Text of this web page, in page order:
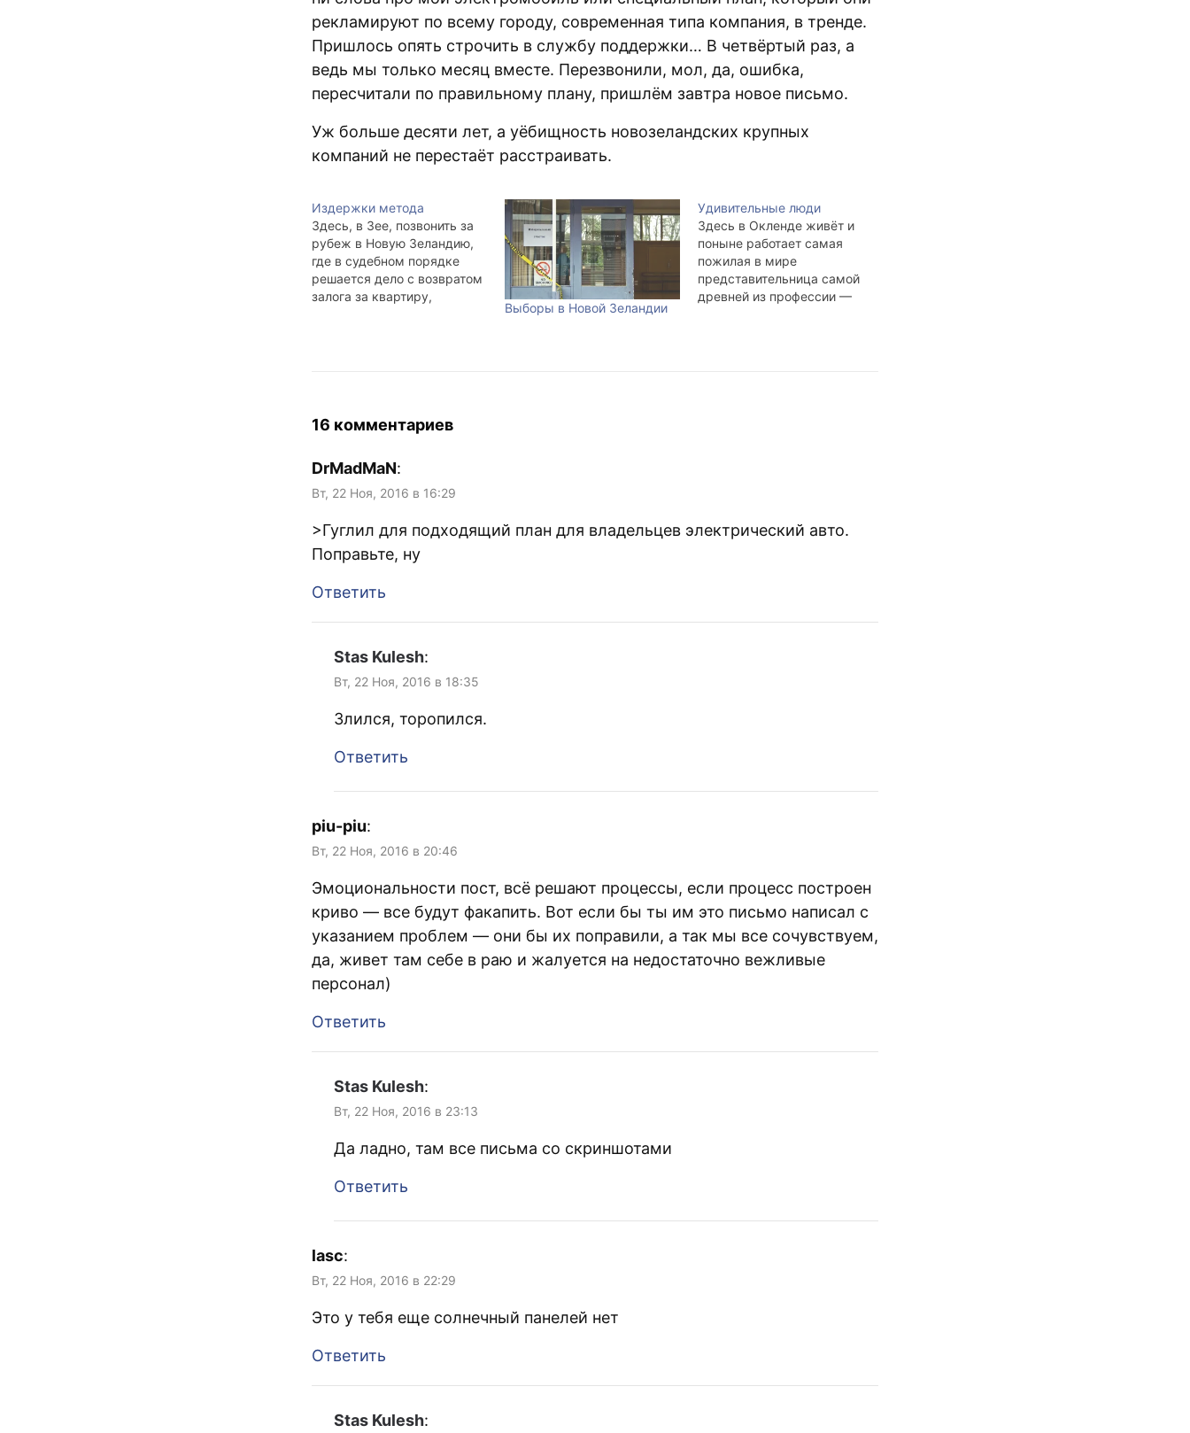
рекламируют по всему городу, современная типа компания, в тренде.
Пришлось опять строчить в службу поддержки… В четвёртый раз, а
ведь мы только месяц вместе. Перезвонили, мол, да, ошибка,
пересчитали по правильному плану, пришлём завтра новое письмо.
Уж больше десяти лет, а уёбищность новозеландских крупных
компаний не перестаёт расстраивать.
Издержки метода
Здесь, в Зее, позвонить за
рубеж в Новую Зеландию,
где в судебном порядке
решается дело с возвратом
залога за квартиру,
дорого и неудобно. Даже с
учётом того, что сотовая
Выборы в Новой Зеландии
Удивительные люди
Здесь в Окленде живёт и
поныне работает самая
пожилая в мире
представительница самой
древней из профессии —
16 комментариев
DrMadMaN:
Вт, 22 Ноя, 2016 в 16:29
>Гуглил для подходящий план для владельцев электрический авто.
Поправьте, ну
Ответить
Stas Kulesh:
Вт, 22 Ноя, 2016 в 18:35
Злился, торопился.
Ответить
piu-piu:
Вт, 22 Ноя, 2016 в 20:46
Эмоциональности пост, всё решают процессы, если процесс построен
криво — все будут факапить. Вот если бы ты им это письмо написал с
указанием проблем — они бы их поправили, а так мы все сочувствуем,
да, живет там себе в раю и жалуется на недостаточно вежливые
персонал)
Ответить
Stas Kulesh:
Вт, 22 Ноя, 2016 в 23:13
Да ладно, там все письма со скриншотами
Ответить
lasc:
Вт, 22 Ноя, 2016 в 22:29
Это у тебя еще солнечный панелей нет
Ответить
Stas Kulesh: